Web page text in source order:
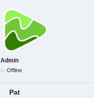
Admin
Offline
Pat